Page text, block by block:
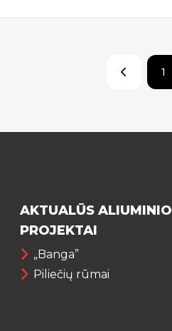
1
AKTUALŪS ALIUMINIO
PROJEKTAI
„Banga”
Piliečių rūmai